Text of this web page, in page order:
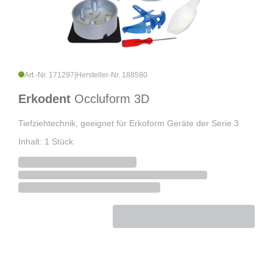
Art.-Nr. 171297 Hersteller-Nr. 188580
Erkodent Occluform 3D
Tiefziehtechnik, geeignet für Erkoform Geräte der Serie 3
Inhalt: 1 Stück